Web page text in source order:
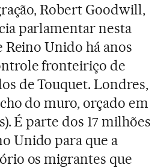
Robert Goodwill,
parlamentar nesta
Unido há anos
fronteiriço de
de Touquet. Londres,
do muro, orçado em
É parte dos 17 milhões
Unido para que a
os migrantes que